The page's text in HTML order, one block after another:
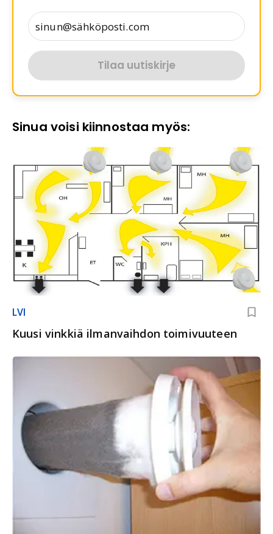
Tilaa uutiskirje
Sinua voisi kiinnostaa myös:
LVI
Kuusi vinkkiä ilmanvaihdon toimivuuteen